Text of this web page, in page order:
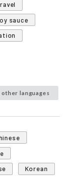
sauce
other languages
Korean